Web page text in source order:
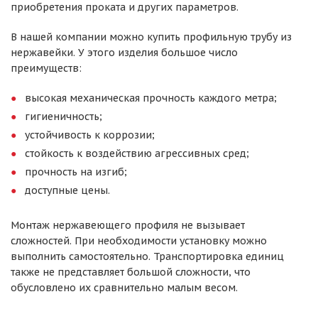
приобретения проката и других параметров.
В нашей компании можно купить профильную трубу из
нержавейки. У этого изделия большое число
преимуществ:
высокая механическая прочность каждого метра;
гигиеничность;
устойчивость к коррозии;
стойкость к воздействию агрессивных сред;
прочность на изгиб;
доступные цены.
Монтаж нержавеющего профиля не вызывает
сложностей. При необходимости установку можно
выполнить самостоятельно. Транспортировка единиц
также не представляет большой сложности, что
обусловлено их сравнительно малым весом.